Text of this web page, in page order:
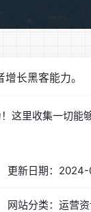
长黑客能力。
这里收集一切能
更新日期：
网站分类：运营